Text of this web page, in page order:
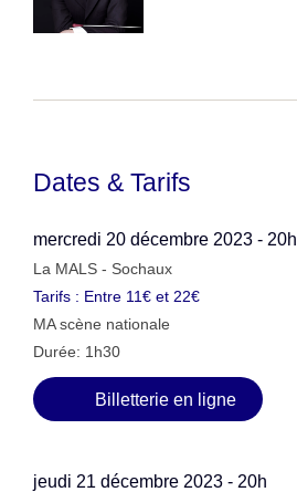
Dates & Tarifs
mercredi 20 décembre 2023 - 20h
La MALS - Sochaux
Tarifs : Entre 11€ et 22€
MA scène nationale
Durée: 1h30
Billetterie en ligne
jeudi 21 décembre 2023 - 20h